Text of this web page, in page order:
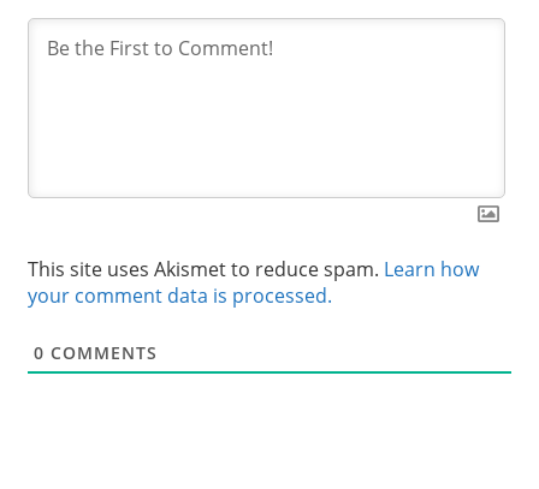
This site uses Akismet to reduce spam. Learn how
your comment data is processed.
0 COMMENTS